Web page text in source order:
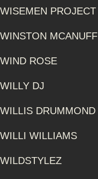
WISEMEN PROJECT
WINSTON MCANUFF
WIND ROSE
WILLY DJ
WILLIS DRUMMOND
WILLI WILLIAMS
WILDSTYLEZ